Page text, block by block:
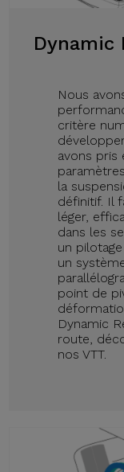
Dynamic
Nous
critère
avons pris
la
définitif. Il
léger,
dans les
un
un
point de
Dynamic
route,
nos VTT.